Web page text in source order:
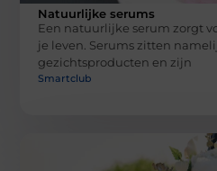
Natuurlijke serums
Een natuurlijke serum zorgt
je leven. Serums zitten
gezichtsproducten en zijn
Smartclub